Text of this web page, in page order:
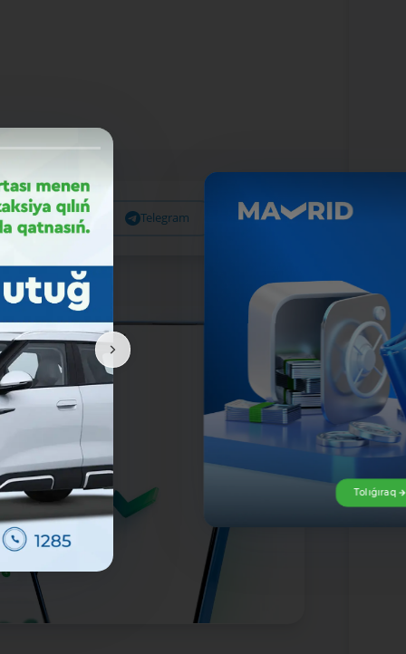
Facebook Telegram X
Tolıǵıraq